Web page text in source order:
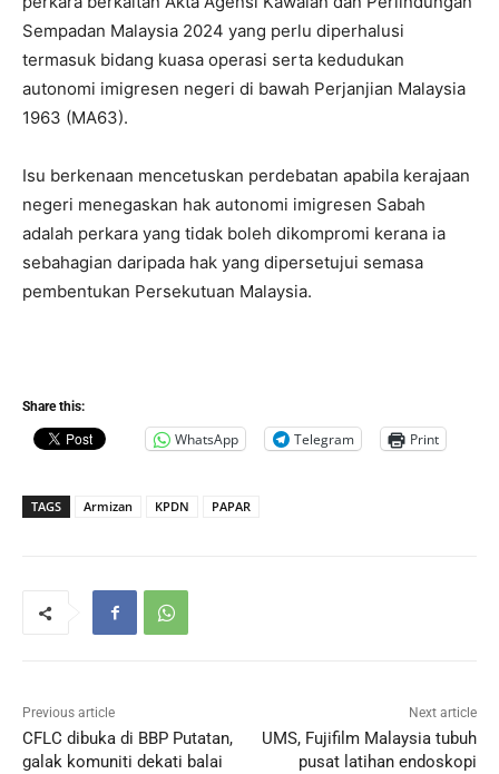
Sempadan Malaysia 2024 yang perlu diperhalusi
termasuk bidang kuasa operasi serta kedudukan
autonomi imigresen negeri di bawah Perjanjian Malaysia
1963 (MA63).
Isu berkenaan mencetuskan perdebatan apabila kerajaan
negeri menegaskan hak autonomi imigresen Sabah
adalah perkara yang tidak boleh dikompromi kerana ia
sebahagian daripada hak yang dipersetujui semasa
pembentukan Persekutuan Malaysia.
Share this:
WhatsApp Telegram Print
TAGS Armizan KPDN PAPAR
Previous article
CFLC dibuka di BBP Putatan,
galak komuniti dekati balai
Next article
UMS, Fujifilm Malaysia tubuh
pusat latihan endoskopi